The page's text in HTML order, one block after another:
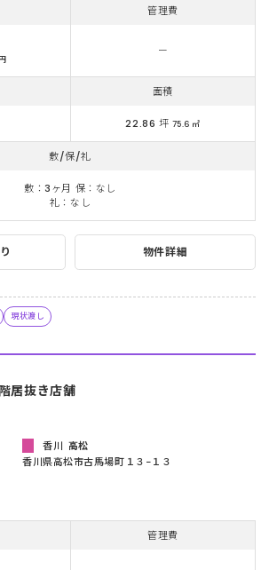
物件詳細
管理費
ー
面積
22.86 坪 75.6 ㎡
敷/保/礼
敷：3ヶ月 保：なし
礼：なし
現状渡し
居抜き店舗
香川 高松
香川県高松市古馬場町１３−１３
管理費